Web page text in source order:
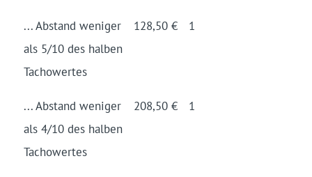
... Abstand weniger
als 5/10 des halben
Tacho­wertes
128,50 € 1
... Abstand weniger
als 4/10 des halben
Tacho­wertes
208,50 € 1